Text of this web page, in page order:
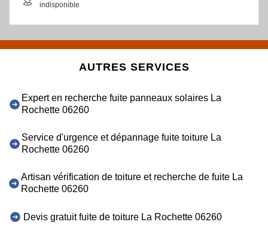
indisponible
AUTRES SERVICES
Expert en recherche fuite panneaux solaires La
Rochette 06260
Service d'urgence et dépannage fuite toiture La
Rochette 06260
Artisan vérification de toiture et recherche de fuite La
Rochette 06260
Devis gratuit fuite de toiture La Rochette 06260